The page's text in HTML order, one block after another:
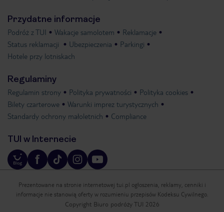
Przydatne informacje
Podróż z TUI Wakacje samolotem
Reklamacje
Status reklamacji
Ubezpieczenia
Parkingi
Hotele przy lotniskach
Regulaminy
Regulamin strony Polityka prywatności
Polityka cookies
Bilety czarterowe
Warunki imprez turystycznych
Standardy ochrony małoletnich
Compliance
TUI w Internecie
Prezentowane na stronie internetowej tui.pl ogłoszenia, reklamy, cenniki i
informacje nie stanowią oferty w rozumieniu przepisów Kodeksu Cywilnego.
Copyright Biuro podróży TUI 2026